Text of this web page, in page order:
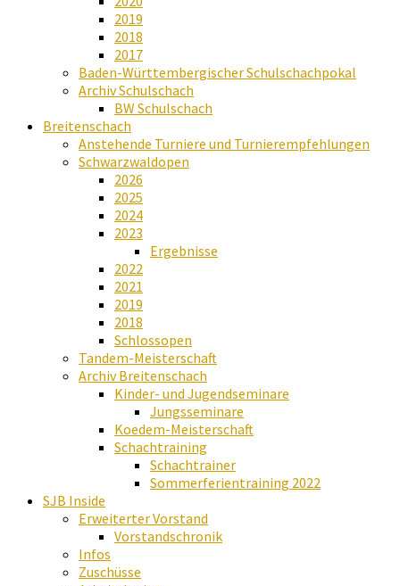
2019
2018
2017
Baden-Württembergischer Schulschachpokal
Archiv Schulschach
BW Schulschach
Breitenschach
Anstehende Turniere und Turnierempfehlungen
Schwarzwaldopen
2026
2025
2024
2023
Ergebnisse
2022
2021
2019
2018
Schlossopen
Tandem-Meisterschaft
Archiv Breitenschach
Kinder- und Jugendseminare
Jungsseminare
Koedem-Meisterschaft
Schachtraining
Schachtrainer
Sommerferientraining 2022
SJB Inside
Erweiterter Vorstand
Vorstandschronik
Infos
Zuschüsse